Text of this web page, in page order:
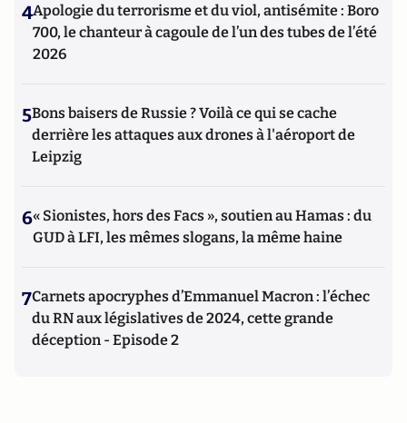
4Apologie du terrorisme et du viol, antisémite : Boro
700, le chanteur à cagoule de l’un des tubes de l’été
2026
5Bons baisers de Russie ? Voilà ce qui se cache
derrière les attaques aux drones à l'aéroport de
Leipzig
6« Sionistes, hors des Facs », soutien au Hamas : du
GUD à LFI, les mêmes slogans, la même haine
7Carnets apocryphes d’Emmanuel Macron : l’échec
du RN aux législatives de 2024, cette grande
déception - Episode 2